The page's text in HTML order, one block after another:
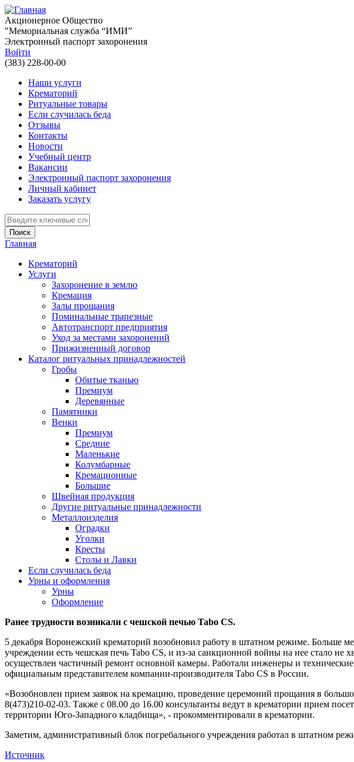
Перейти к основному содержанию
Акционерное Общество
"Мемориальная служба “ИМИ”
Электронный паспорт захоронения
Войти
(383) 228-00-00
Наши услуги
Крематорий
Ритуальные товары
Если случилась беда
Отзывы
Контакты
Новости
Учебный центр
Вакансии
Электронный паспорт захоронения
Личный кабинет
Заказать услугу
Введите ключевые слова для поиска
Вы здесь
Главная
Крематорий
Услуги
Захоронение в землю
Кремация
Залы прощания
Поминальные трапезные
Автотранспорт предприятия
Уход за местами захоронений
Прижизненный договор
Каталог ритуальных принадлежностей
Гробы
Обитые тканью
Премиум
Деревянные
Памятники
Венки
Премиум
Средние
Маленькие
Колумбарные
Кремационные
Большие
Швейная продукция
Другие ритуальные принадлежности
Металлоизделия
Оградки
Уголки
Кресты
Столы и Лавки
Если случилась беда
Урны и оформления
Урны
Оформление
Ранее трудности возникали с чешской печью Tabo CS.
5 декабря Воронежский крематорий возобновил работу в штатном режиме. Больше
учреждении есть чешская печь Tabo CS, и из-за санкционной войны на нее стало
осуществлен частичный ремонт основной камеры. Работали инженеры и
официальным представителем компании-производителя Tabo CS в России.
«Возобновлен прием заявок на кремацию, проведение церемоний прощания в
8(473)210-02-03. Также с 08.00 до 16.00 консультанты ведут в крематории прием
территории Юго-Западного кладбища», - прокомментировали в крематории.
Заметим, административный блок погребального учреждения работал в штатном
Источник